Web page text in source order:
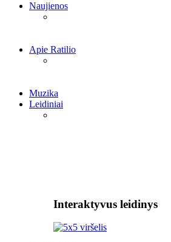
Naujienos
Apie Ratilio
Muzika
Leidiniai
Interaktyvus leidinys